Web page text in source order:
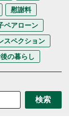
慰謝料
ペアローン
スペクション
の暮らし
検索